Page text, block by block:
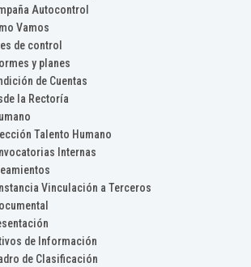
Autocontrol
Vamos
de control
y planes
de Cuentas
la Rectoría
Talento Humano
Internas
Vinculación a Terceros
de Información
de Clasificación